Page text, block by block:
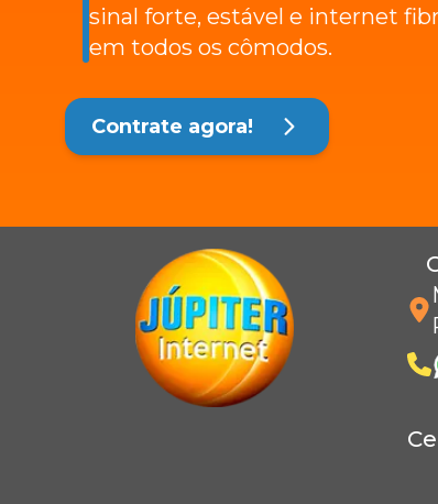
sinal forte, estável e internet
em todos os cômodos.
Contrate agora!